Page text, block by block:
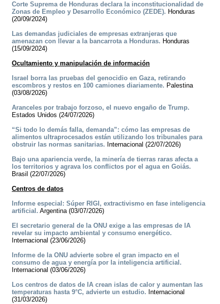
Corte Suprema de Honduras declara la inconstitucionalidad de
Zonas de Empleo y Desarrollo Económico (ZEDE). Honduras
(20/09/2024)
Las demandas judiciales de empresas extranjeras que
amenazan con llevar a la bancarrota a Honduras. Honduras
(15/09/2024)
Ocultamiento y manipulación de información
Israel borra las pruebas del genocidio en Gaza, retirando
escombros y restos en 100 camiones diariamente. Palestina
(03/08/2026)
Aranceles por trabajo forzoso, el nuevo engaño de Trump.
Estados Unidos (24/07/2026)
“Si todo lo demás falla, demanda”: cómo las empresas de
alimentos ultraprocesados están utilizando los tribunales para
obstruir las normas sanitarias. Internacional (22/07/2026)
Bajo una apariencia verde, la minería de tierras raras afecta a
los territorios y agrava los conflictos por el agua en Goiás.
Brasil (22/07/2026)
Centros de datos
Informe especial: Súper RIGI, extractivismo en fase inteligencia
artificial. Argentina (03/07/2026)
El secretario general de la ONU exige a las empresas de IA
revelar su impacto ambiental y consumo energético.
Internacional (23/06/2026)
Informe de la ONU advierte sobre el gran impacto en el
consumo de agua y energía por la inteligencia artificial.
Internacional (03/06/2026)
Los centros de datos de IA crean islas de calor y aumentan las
temperaturas hasta 9°C, advierte un estudio. Internacional
(31/03/2026)